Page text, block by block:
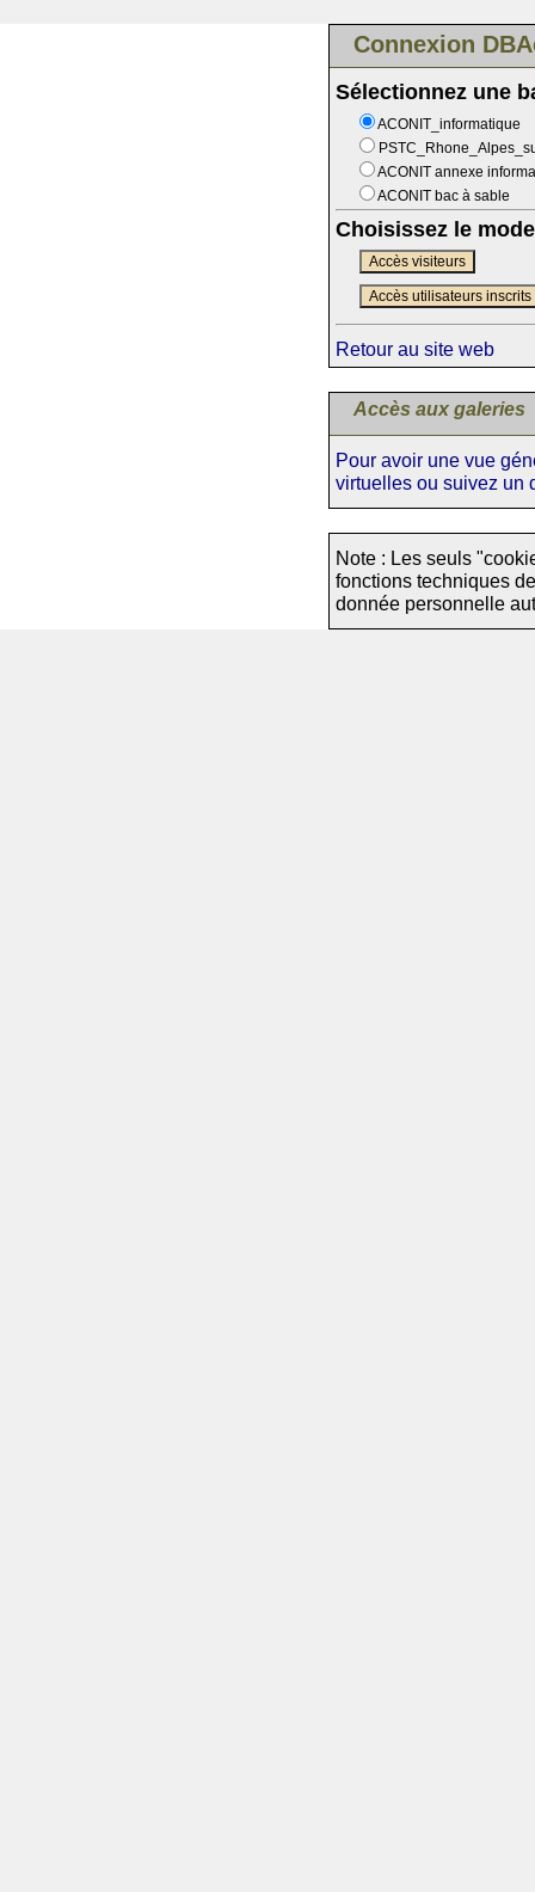
Connexion
Sélectionnez une
ACONIT_informatique
ACONIT annexe
ACONIT bac à sable
Choisissez le
Accès visiteurs
Accès utilisateurs inscrits
Retour au site web
Accès aux galeries
Pour avoir une vue
virtuelles ou suivez un
Note : Les seuls
fonctions techniques
donnée personnelle